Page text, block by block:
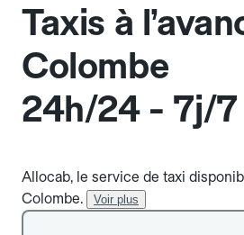
Taxis à
Colombe
24h/24 - 7j/7
Allocab, le service de taxi
Colombe.
Voir plus